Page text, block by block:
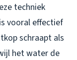
techniek
vooral effectief
schraapt als
het water de